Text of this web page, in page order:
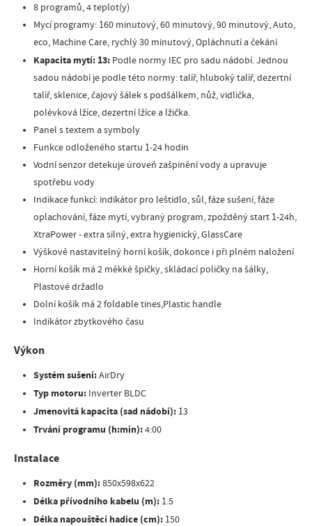
8 programů, 4 teplot(y)
Mycí programy: 160 minutový, 60 minutový, 90 minutový, Auto,
eco, Machine Care, rychlý 30 minutový, Opláchnutí a čekání
Kapacita mytí: 13: Podle normy IEC pro sadu nádobí. Jednou
sadou nádobí je podle této normy: talíř, hluboký talíř, dezertní
talíř, sklenice, čajový šálek s podšálkem, nůž, vidlička,
polévková lžíce, dezertní lžíce a lžička.
Panel s textem a symboly
Funkce odloženého startu 1-24 hodin
Vodní senzor detekuje úroveň zašpinění vody a upravuje
spotřebu vody
Indikace funkcí: indikátor pro leštidlo, sůl, fáze sušení, fáze
oplachování, fáze mytí, vybraný program, zpožděný start 1-24h,
XtraPower - extra silný, extra hygienický, GlassCare
Výškově nastavitelný horní košík, dokonce i při plném naložení
Horní košík má 2 měkké špičky, skládací poličky na šálky,
Plastové držadlo
Dolní košík má 2 foldable tines,Plastic handle
Indikátor zbytkového času
Výkon
Systém sušení:AirDry
Typ motoru: Inverter BLDC
Jmenovitá kapacita (sad nádobí): 13
Trvání programu (h:min):4:00
Instalace
Rozměry (mm):850x598x622
Délka přívodního kabelu (m): 1.5
Délka napouštěcí hadice (cm): 150